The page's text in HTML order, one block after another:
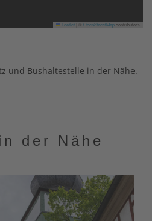
Leaflet OpenStreetMapcontributors
und Bushaltestelle in der Nähe.
der Nähe